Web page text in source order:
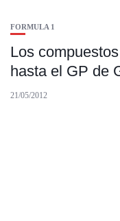
FORMULA 1
Los
hasta el GP de
21/05/2012